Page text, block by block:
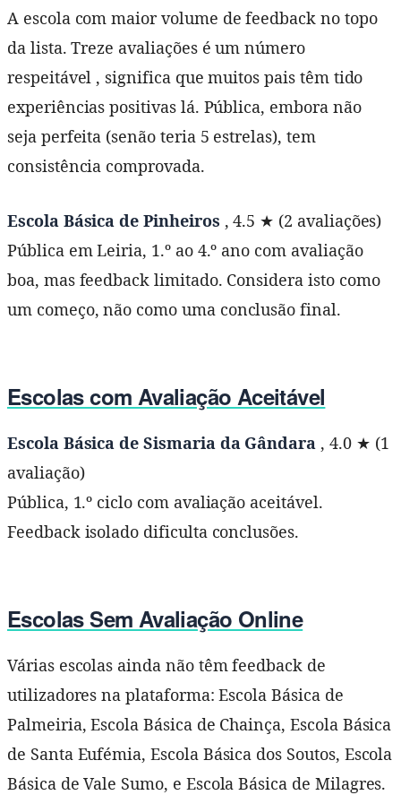
A escola com maior volume de feedback no topo
da lista. Treze avaliações é um número
respeitável , significa que muitos pais têm tido
experiências positivas lá. Pública, embora não
seja perfeita (senão teria 5 estrelas), tem
consistência comprovada.
Escola Básica de Pinheiros , 4.5 ★ (2 avaliações)
Pública em Leiria, 1.º ao 4.º ano com avaliação
boa, mas feedback limitado. Considera isto como
um começo, não como uma conclusão final.
Escolas com Avaliação Aceitável
Escola Básica de Sismaria da Gândara , 4.0 ★ (1
avaliação)
Pública, 1.º ciclo com avaliação aceitável.
Feedback isolado dificulta conclusões.
Escolas Sem Avaliação Online
Várias escolas ainda não têm feedback de
utilizadores na plataforma: Escola Básica de
Palmeiria, Escola Básica de Chainça, Escola Básica
de Santa Eufémia, Escola Básica dos Soutos, Escola
Básica de Vale Sumo, e Escola Básica de Milagres.